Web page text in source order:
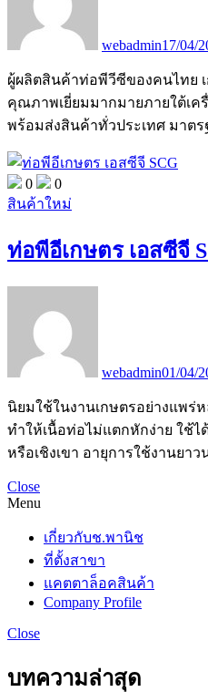
webadmin17/04/
ผู้ผลิตสินค้าท่อพีวีซีของคนไทย
คุณภาพเยี่ยมมากมายภายใต้เค
พร้อมส่งสินค้าทั่วประเทศ มาตรฐ
0
0
สินค้าใหม่
ท่อพีอีเกษตร เอสซีจี
webadmin01/04/
นิยมใช้ในงานเกษตรอย่างแพร่
ทำให้เนื้อท่อไม่แตกหักง่าย ใช้
หรือเชิงเขา อายุการใช้งานยาว
Close
Menu
เกี่ยวกับช.พานิช
ที่ตั้งสาขา
แคตตาล็อคสินค้า
Company Profile
Close
บทความล่าสุด